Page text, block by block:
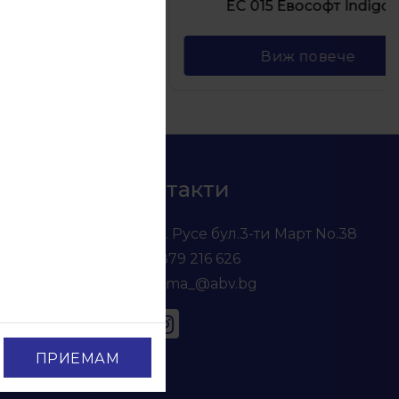
ПРИЕМАМ
ЕС 015 Евософт Indigo
Виж повече
Контакти
гр. Русе бул.3-ти Март No.38
0879 216 626
voma_@abv.bg